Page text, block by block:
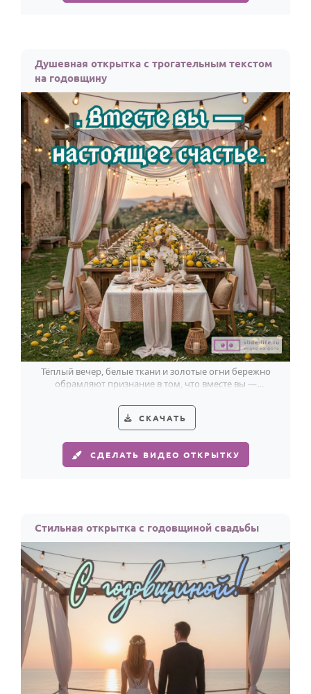
Душевная открытка с трогательным текстом
на годовщину
Тёплый вечер, белые ткани и золотые огни бережно
обрамляют признание в том, что вместе вы —
СКАЧАТЬ
СДЕЛАТЬ ВИДЕО ОТКРЫТКУ
Стильная открытка с годовщиной свадьбы